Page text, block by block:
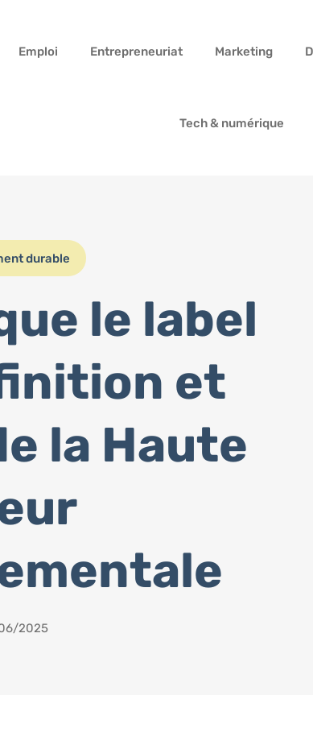
Emploi Entrepreneuriat Marketing
Tech & numérique
durable
le label
et
la Haute
2025